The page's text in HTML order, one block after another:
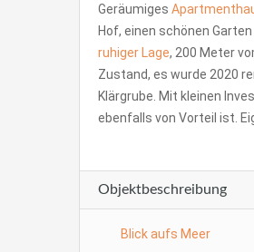
Geräumiges
Hof, einen schönen
ruhiger Lage, 200 Meter
Zustand, es wurde 2020
Klärgrube. Mit kleinen
ebenfalls von Vorteil ist.
Objektbeschreibung
Blick aufs Meer